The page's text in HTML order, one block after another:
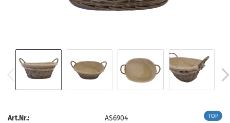
TOP
Art.Nr.:
AS6904